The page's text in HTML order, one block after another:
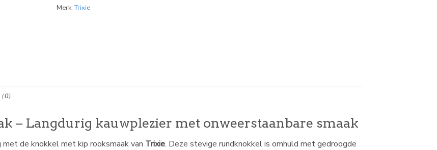
Merk:Trixie
(0)
– Langdurig kauwplezier met onweerstaanbare smaak
de knokkel met kip rooksmaak van Trixie. Deze stevige rundknokkel is omhuld met gedroogde